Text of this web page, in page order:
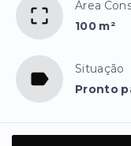
Área
100 m²
Situação
Pronto